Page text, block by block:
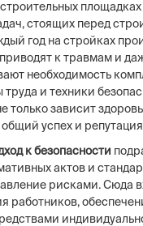
строительных
стоящих перед
год на стройках
приводят к травмам и
необходимость
труда и техники
только зависит
общий успех и
к безопасности
актов и
рисками. Сюда
работников,